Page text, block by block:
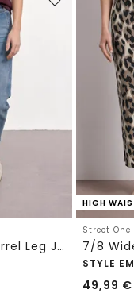
High Waist Barrel Leg Jeans im Loose Fit
HIGH
Street One
STYLE
49,99 €